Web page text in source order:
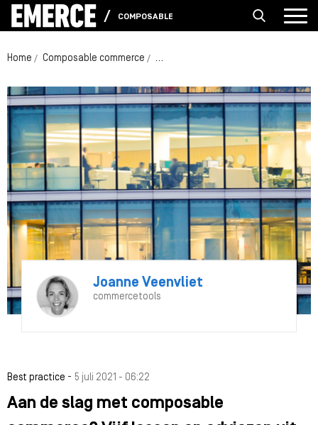
COMPOSABLE COMMERCE
Home Composable commerce Aan de slag met composable
Joanne Veenvliet
commercetools
Best practice - 5 juli 2021 - 06:22
Aan de slag met composable